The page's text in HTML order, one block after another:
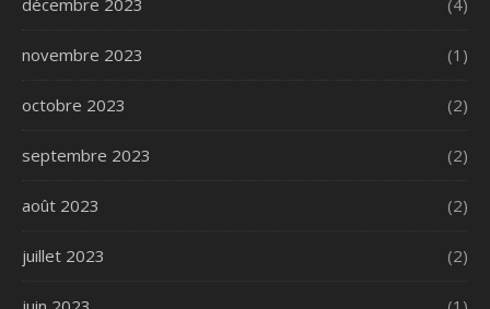
décembre 2023 (4)
novembre 2023 (1)
octobre 2023 (2)
septembre 2023 (2)
août 2023 (2)
juillet 2023 (2)